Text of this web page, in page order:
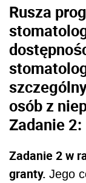
Rusza
osób z
Zadanie
Zadanie 2 w
granty. Jego